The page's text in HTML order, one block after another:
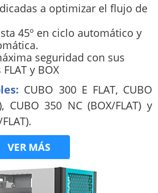
a optimizar el flujo de
45º en ciclo automático y
seguridad con sus
y BOX
CUBO 300 E FLAT, CUBO
CUBO 350 NC (BOX/FLAT) y
VER MÁS